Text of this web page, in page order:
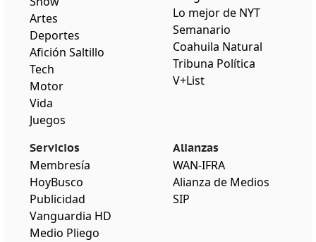
Artes
Deportes
Afición Saltillo
Tech
Motor
Vida
Juegos
Lo mejor de NYT
Semanario
Coahuila Natural
Tribuna Política
V+List
Servicios
Membresía
HoyBusco
Publicidad
Vanguardia HD
Medio Pliego
Alianzas
WAN-IFRA
Alianza de Medios
SIP